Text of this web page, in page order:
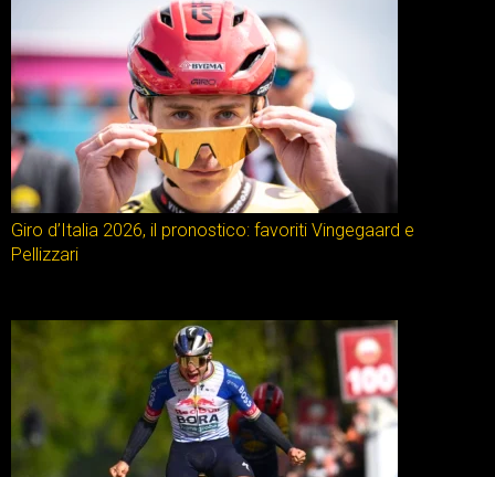
Giro d’Italia 2026, il pronostico: favoriti Vingegaard e
Pellizzari